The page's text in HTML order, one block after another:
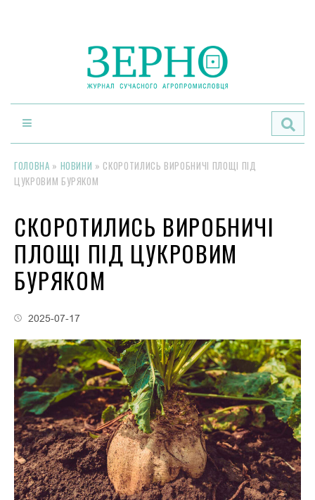
ГОЛОВНА » НОВИНИ » СКОРОТИЛИСЬ ВИРОБНИЧІ ПЛОЩІ ПІД
ЦУКРОВИМ БУРЯКОМ
СКОРОТИЛИСЬ ВИРОБНИЧІ
ПЛОЩІ ПІД ЦУКРОВИМ
БУРЯКОМ
2025-07-17